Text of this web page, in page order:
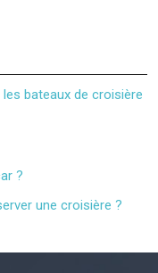
bateaux de croisière
?
une croisière ?